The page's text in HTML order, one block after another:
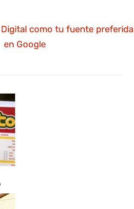
como tu fuente preferida
en Google